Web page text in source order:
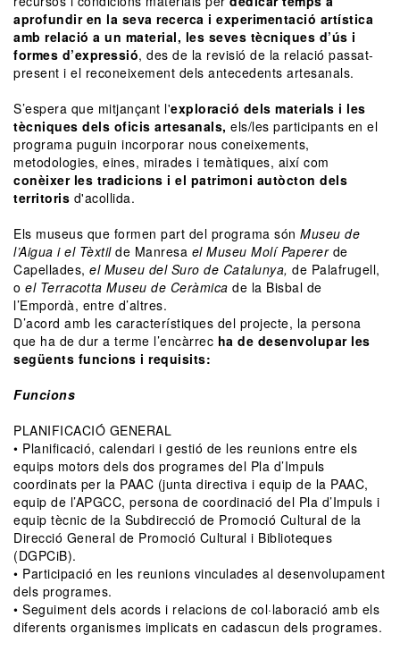
aprofundir en la seva recerca i experimentació artística
amb relació a un material, les seves tècniques d’ús i
formes d’expressió, des de la revisió de la relació passat-
present i el reconeixement dels antecedents artesanals.
S’espera que mitjançant l'exploració dels materials i les
tècniques dels oficis artesanals, els/les participants en el
programa puguin incorporar nous coneixements,
metodologies, eines, mirades i temàtiques, així com
conèixer les tradicions i el patrimoni autòcton dels
territoris d'acollida.
Els museus que formen part del programa són Museu de
l’Aigua i el Tèxtil de Manresa el Museu Molí Papererde
Capellades, el Museu del Suro de Catalunya, de Palafrugell,
o el Terracotta Museu de Ceràmica de la Bisbal de
l’Empordà, entre d’altres.
D’acord amb les característiques del projecte, la persona
que ha de dur a terme l’encàrrec ha de desenvolupar les
següents funcions i requisits:
Funcions
PLANIFICACIÓ GENERAL
• Planificació, calendari i gestió de les reunions entre els
equips motors dels dos programes del Pla d’Impuls
coordinats per la PAAC (junta directiva i equip de la PAAC,
equip de l’APGCC, persona de coordinació del Pla d’Impuls i
equip tècnic de la Subdirecció de Promoció Cultural de la
Direcció General de Promoció Cultural i Biblioteques
(DGPCiB).
• Participació en les reunions vinculades al desenvolupament
dels programes.
• Seguiment dels acords i relacions de col·laboració amb els
diferents organismes implicats en cadascun dels programes.